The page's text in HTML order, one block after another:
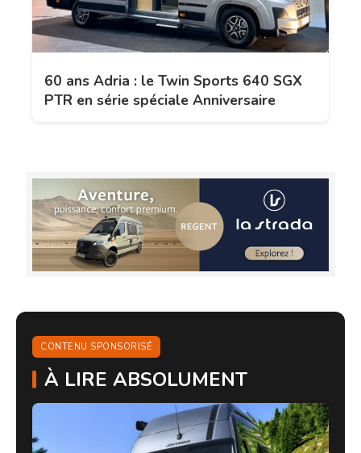
60 ans Adria : le Twin Sports 640 SGX
PTR en série spéciale Anniversaire
CONTENU SPONSORISÉ
À LIRE ABSOLUMENT